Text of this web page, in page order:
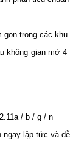
gọn trong các
gian mở
/ b / g / n
ngay lập tức và